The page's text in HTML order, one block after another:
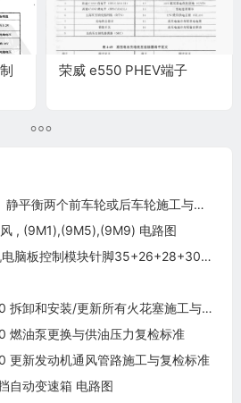
荣威 e550 PHEV端子
衡两个前车轮或后车轮施工与复检标准
, (9M1),(9M5),(9M9) 电路图
板控制模块针脚35+26+28+30针 端子图
和安装/更新所有火花塞施工与复检标准
燃油泵更换与供油压力复检标准
更新发动机通风管路施工与复检标准
自动变速箱 电路图